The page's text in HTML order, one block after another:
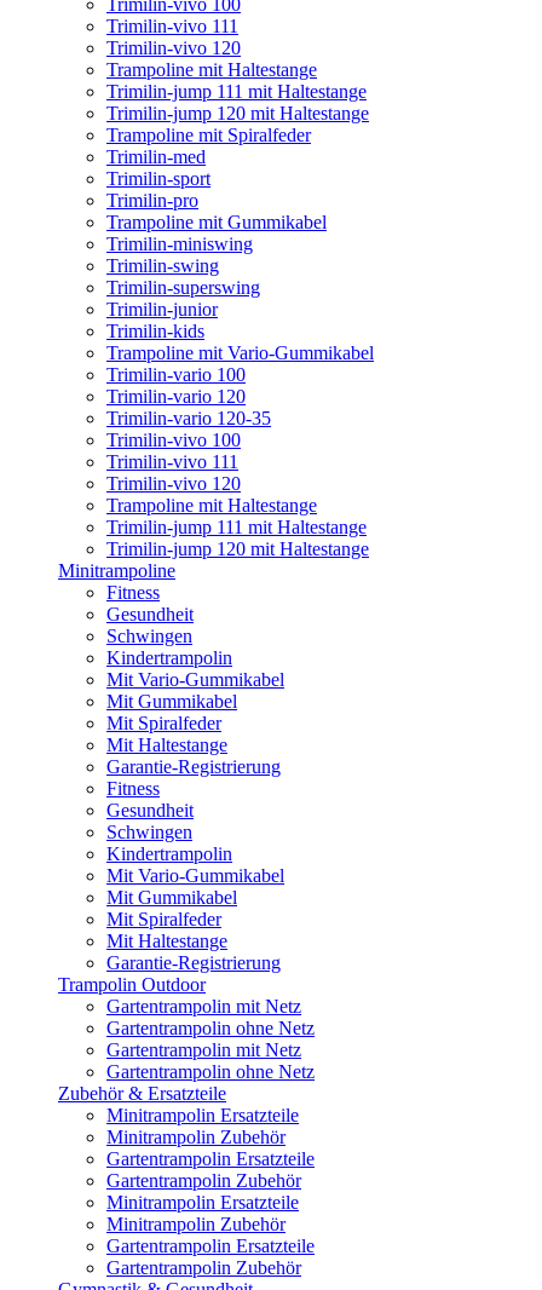
Trimilin-vivo 100
Trimilin-vivo 111
Trimilin-vivo 120
Trampoline mit Haltestange
Trimilin-jump 111 mit Haltestange
Trimilin-jump 120 mit Haltestange
Trampoline mit Spiralfeder
Trimilin-med
Trimilin-sport
Trimilin-pro
Trampoline mit Gummikabel
Trimilin-miniswing
Trimilin-swing
Trimilin-superswing
Trimilin-junior
Trimilin-kids
Trampoline mit Vario-Gummikabel
Trimilin-vario 100
Trimilin-vario 120
Trimilin-vario 120-35
Trimilin-vivo 100
Trimilin-vivo 111
Trimilin-vivo 120
Trampoline mit Haltestange
Trimilin-jump 111 mit Haltestange
Trimilin-jump 120 mit Haltestange
Minitrampoline
Fitness
Gesundheit
Schwingen
Kindertrampolin
Mit Vario-Gummikabel
Mit Gummikabel
Mit Spiralfeder
Mit Haltestange
Garantie-Registrierung
Fitness
Gesundheit
Schwingen
Kindertrampolin
Mit Vario-Gummikabel
Mit Gummikabel
Mit Spiralfeder
Mit Haltestange
Garantie-Registrierung
Trampolin Outdoor
Gartentrampolin mit Netz
Gartentrampolin ohne Netz
Gartentrampolin mit Netz
Gartentrampolin ohne Netz
Zubehör & Ersatzteile
Minitrampolin Ersatzteile
Minitrampolin Zubehör
Gartentrampolin Ersatzteile
Gartentrampolin Zubehör
Minitrampolin Ersatzteile
Minitrampolin Zubehör
Gartentrampolin Ersatzteile
Gartentrampolin Zubehör